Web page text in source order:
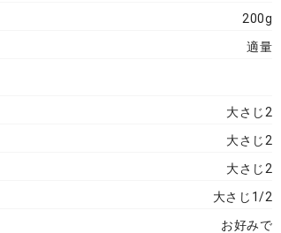
200g
適量
大さじ2
大さじ2
大さじ2
大さじ1/2
お好みで